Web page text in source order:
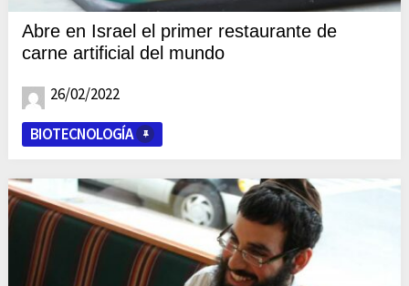
Abre en Israel el primer restaurante de
carne artificial del mundo
26/02/2022
BIOTECNOLOGÍA